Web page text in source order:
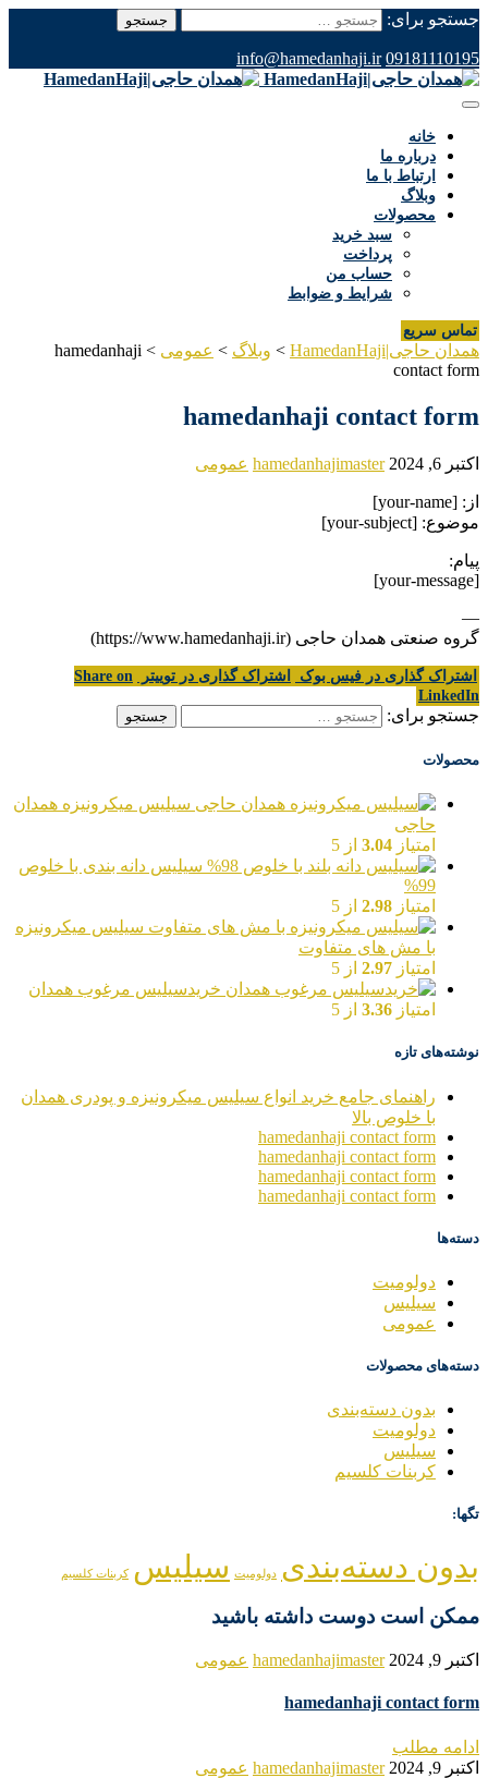
جستجو برای:
09181110195
info@hamedanhaji.ir
خانه
درباره ما
ارتباط با ما
وبلاگ
محصولات
سبد خرید
پرداخت
حساب من
شرایط و ضوابط
تماس سریع
همدان حاجی|HamedanHaji > وبلاگ > عمومی >
hamedanhaji
contact form
hamedanhaji contact form
اکتبر 6, 2024 hamedanhajimaster عمومی
از: [your-name]
موضوع: [your-subject]
پیام:
[your-message]
—
گروه صنعتی همدان حاجی (https://www.hamedanhaji.ir)
اشتراک گذاری در فیس بوک اشتراک گذاری در توییتر
Share on
LinkedIn
جستجو برای:
محصولات
سیلیس میکرونیزه همدان
حاجی
امتیاز 3.04 از 5
سیلیس دانه بندی با خلوص
99%
امتیاز 2.98 از 5
سیلیس میکرونیزه
با مش های متفاوت
امتیاز 2.97 از 5
خریدسیلیس مرغوب همدان
امتیاز 3.36 از 5
نوشته‌های تازه
راهنمای جامع خرید انواع سیلیس میکرونیزه و پودری همدان
با خلوص بالا
hamedanhaji contact form
hamedanhaji contact form
hamedanhaji contact form
hamedanhaji contact form
دسته‌ها
دولومیت
سیلیس
عمومی
دسته‌های محصولات
بدون دسته‌بندی
دولومیت
سیلیس
کربنات کلسیم
تگها:
بدون دسته‌بندی دولومیت سیلیس کربنات کلسیم
ممکن است دوست داشته باشید
اکتبر 9, 2024 hamedanhajimaster عمومی
hamedanhaji contact form
ادامه مطلب
اکتبر 9, 2024
hamedanhajimaster عمومی